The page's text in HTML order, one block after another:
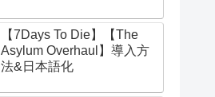
【7Days To Die】【The
Asylum Overhaul】導入方
法&日本語化